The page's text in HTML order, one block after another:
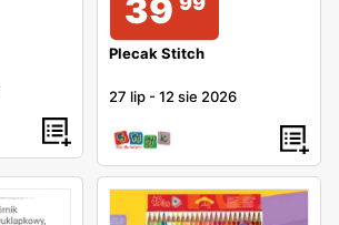
39
Plecak Stitch
27 lip -12 sie 2026